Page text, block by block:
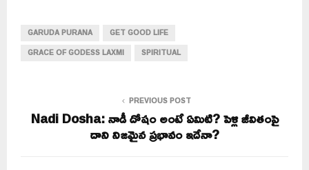
GARUDA PURANA
GET GOOD LIFE
GRACE OF GODESS LAXMI
SPIRITUAL
PREVIOUS POST
Nadi Dosha: నాడీ దోషం అంటే ఏమిటి? పెళ్లి జీవితంపై
దాని నిజమైన ప్రభావం ఇదేనా?